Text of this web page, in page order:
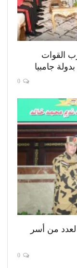
القوات
جامبيا
لعدد من أسر